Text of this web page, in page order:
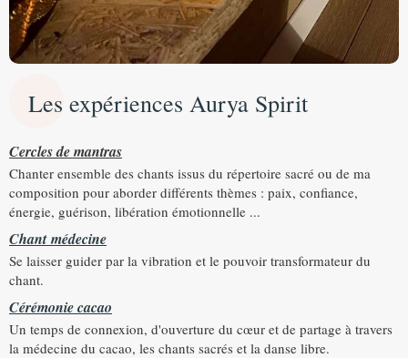
Les expériences Aurya Spirit
Cercles de mantras
Chanter ensemble des chants issus du répertoire sacré ou de ma
composition pour aborder différents thèmes : paix, confiance,
énergie, guérison, libération émotionnelle ...
Chant médecine
Se laisser guider par la vibration et le pouvoir transformateur du
chant.
Cérémonie cacao
Un temps de connexion, d'ouverture du cœur et de partage à travers
la médecine du cacao, les chants sacrés et la danse libre.